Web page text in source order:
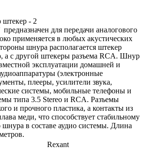
- 2
для передачи аналогового
применяется в любых акустических
шнура располагается штекер
а с другой штекеры разъема RCA. Шнур
эксплуатации домашней и
(электронные
плееры, усилители звука,
системы, мобильные телефоны и
типа 3.5 Stereo и RCA. Разъемы
и прочного пластика, а контакты из
меди, что способствует стабильному
в составе аудио системы. Длина
Rexant